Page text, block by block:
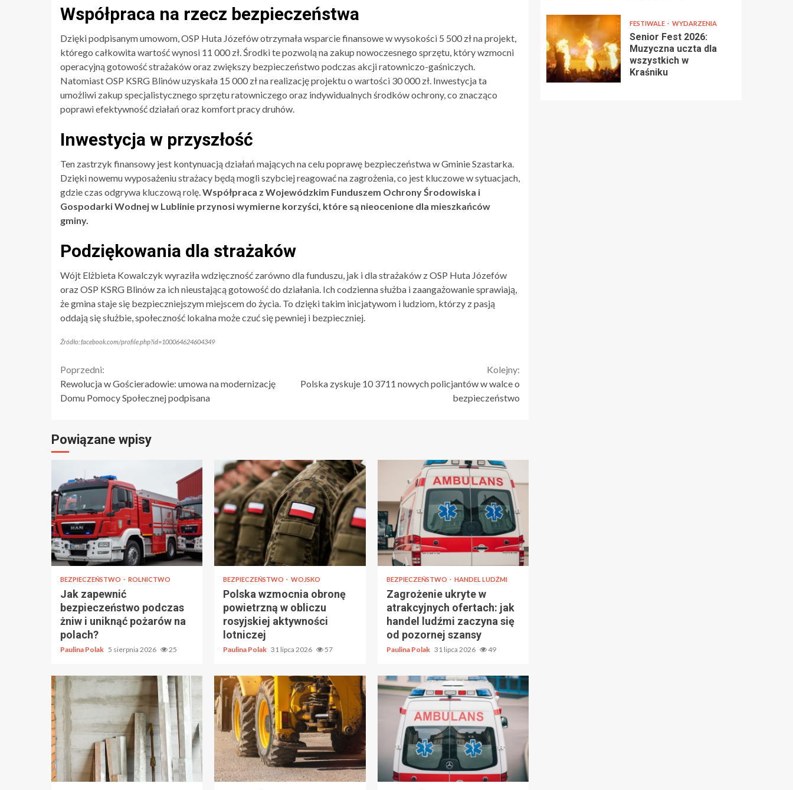
Współpraca na rzecz bezpieczeństwa
Dzięki podpisanym umowom, OSP Huta Józefów otrzymała wsparcie finansowe w wysokości 5 500 zł na projekt,
którego całkowita wartość wynosi 11 000 zł. Środki te pozwolą na zakup nowoczesnego sprzętu, który wzmocni
operacyjną gotowość strażaków oraz zwiększy bezpieczeństwo podczas akcji ratowniczo-gaśniczych.
Natomiast OSP KSRG Blinów uzyskała 15 000 zł na realizację projektu o wartości 30 000 zł. Inwestycja ta
umożliwi zakup specjalistycznego sprzętu ratowniczego oraz indywidualnych środków ochrony, co znacząco
poprawi efektywność działań oraz komfort pracy druhów.
Inwestycja w przyszłość
Ten zastrzyk finansowy jest kontynuacją działań mających na celu poprawę bezpieczeństwa w Gminie Szastarka.
Dzięki nowemu wyposażeniu strażacy będą mogli szybciej reagować na zagrożenia, co jest kluczowe w sytuacjach,
gdzie czas odgrywa kluczową rolę.Współpraca z Wojewódzkim Funduszem Ochrony Środowiska i
Gospodarki Wodnej w Lublinie przynosi wymierne korzyści, które są nieocenione dla mieszkańców
gminy.
Podziękowania dla strażaków
Wójt Elżbieta Kowalczyk wyraziła wdzięczność zarówno dla funduszu, jak i dla strażaków z OSP Huta Józefów
oraz OSP KSRG Blinów za ich nieustającą gotowość do działania. Ich codzienna służba i zaangażowanie sprawiają,
że gmina staje się bezpieczniejszym miejscem do życia. To dzięki takim inicjatywom i ludziom, którzy z pasją
oddają się służbie, społeczność lokalna może czuć się pewniej i bezpieczniej.
Źródło: facebook.com/profile.php?id=100064624604349
Continue
Reading
Poprzedni:
Rewolucja w Gościeradowie: umowa na modernizację
Domu Pomocy Społecznej podpisana
Kolejny:
Polska zyskuje 10 3711 nowych policjantów w walce o
bezpieczeństwo
Powiązane wpisy
BEZPIECZEŃSTWO ROLNICTWO
Jak zapewnić
bezpieczeństwo podczas
żniw i uniknąć pożarów na
polach?
Paulina Polak 5 sierpnia 2026 25
BEZPIECZEŃSTWO WOJSKO
Polska wzmocnia obronę
powietrzną w obliczu
rosyjskiej aktywności
lotniczej
Paulina Polak 31 lipca 2026 57
BEZPIECZEŃSTWO HANDEL LUDŹMI
Zagrożenie ukryte w
atrakcyjnych ofertach: jak
handel ludźmi zaczyna się
od pozornej szansy
Paulina Polak 31 lipca 2026 49
FESTIWALE WYDARZENIA
Senior Fest 2026:
Muzyczna uczta dla
wszystkich w
Kraśniku